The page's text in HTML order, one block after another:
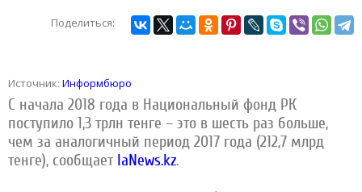
Поделиться:
Источник: Информбюро
С начала 2018 года в Национальный фонд РК
поступило 1,3 трлн тенге – это в шесть раз больше,
чем за аналогичный период 2017 года (212,7 млрд
тенге), сообщает IaNews.kz.